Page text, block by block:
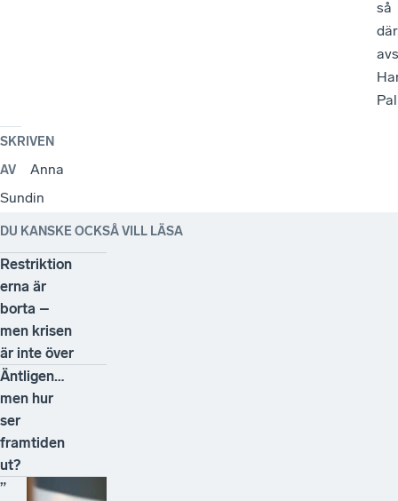
så
SKRIVEN
AV
Anna
Sundin
DU KANSKE OCKSÅ VILL LÄSA
Restriktion
erna är
borta –
men krisen
är inte över
Äntligen…
men hur
ser
framtiden
ut?
”